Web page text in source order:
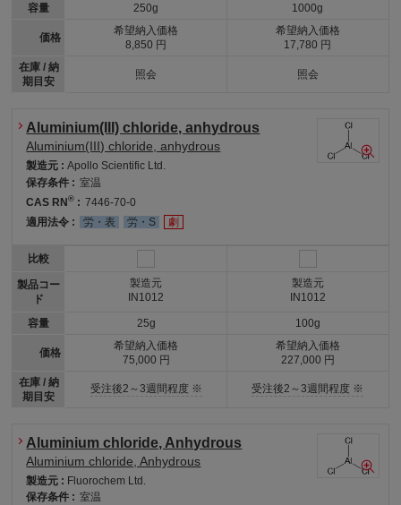
容量
価格
在庫 / 納
期目安
250g
希望納入価格
8,850 円
照会
1000g
希望納入価格
17,780 円
照会
Aluminium(III) chloride, anhydrous
Aluminium(III) chloride, anhydrous
製造元 :Apollo Scientific Ltd.
保存条件 : 室温
CAS RN® : 7446-70-0
適用法令 :
労・表 労・S 劇
比較
製品コー
ド
容量
価格
在庫 / 納
期目安
製造元
IN1012
25g
希望納入価格
75,000 円
受注後2～3週間程度 ※
製造元
IN1012
100g
希望納入価格
227,000 円
受注後2～3週間程度 ※
Aluminium chloride, Anhydrous
Aluminium chloride, Anhydrous
製造元 : Fluorochem Ltd.
保存条件 : 室温